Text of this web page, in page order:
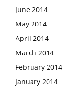
June 2014
May 2014
April 2014
March 2014
February 2014
January 2014